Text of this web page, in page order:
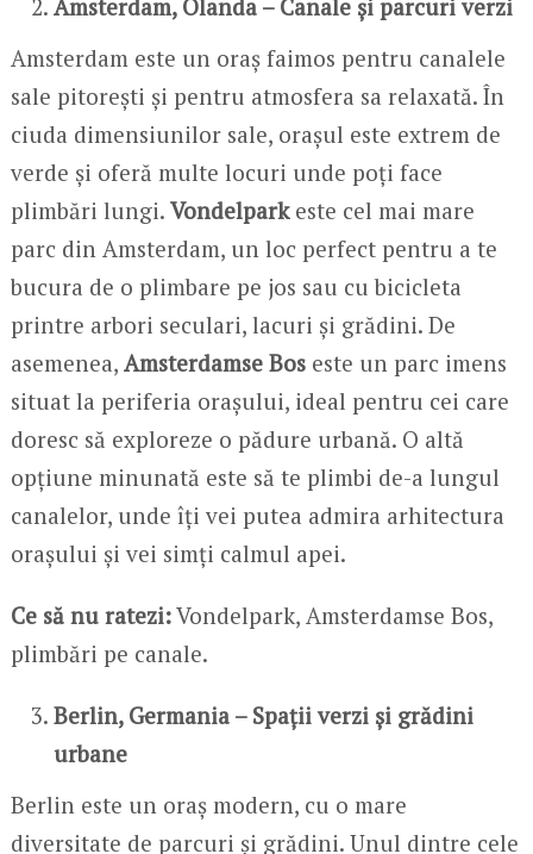
Amsterdam, Olanda – Canale și parcuri verzi
Amsterdam este un oraș faimos pentru canalele
sale pitorești și pentru atmosfera sa relaxată. În
ciuda dimensiunilor sale, orașul este extrem de
verde și oferă multe locuri unde poți face
plimbări lungi. Vondelparkeste cel mai mare
parc din Amsterdam, un loc perfect pentru a te
bucura de o plimbare pe jos sau cu bicicleta
printre arbori seculari, lacuri și grădini. De
asemenea, Amsterdamse Boseste un parc imens
situat la periferia orașului, ideal pentru cei care
doresc să exploreze o pădure urbană. O altă
opțiune minunată este să te plimbi de-a lungul
canalelor, unde îți vei putea admira arhitectura
orașului și vei simți calmul apei.
Ce să nu ratezi:Vondelpark, Amsterdamse Bos,
plimbări pe canale.
Berlin, Germania – Spații verzi și grădini
urbane
Berlin este un oraș modern, cu o mare
diversitate de parcuri și grădini. Unul dintre cele